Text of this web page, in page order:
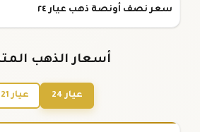
سعر نصف أونصة ذهب عيار ٢٤
أسعار الذهب
عيار 24 عيار 21